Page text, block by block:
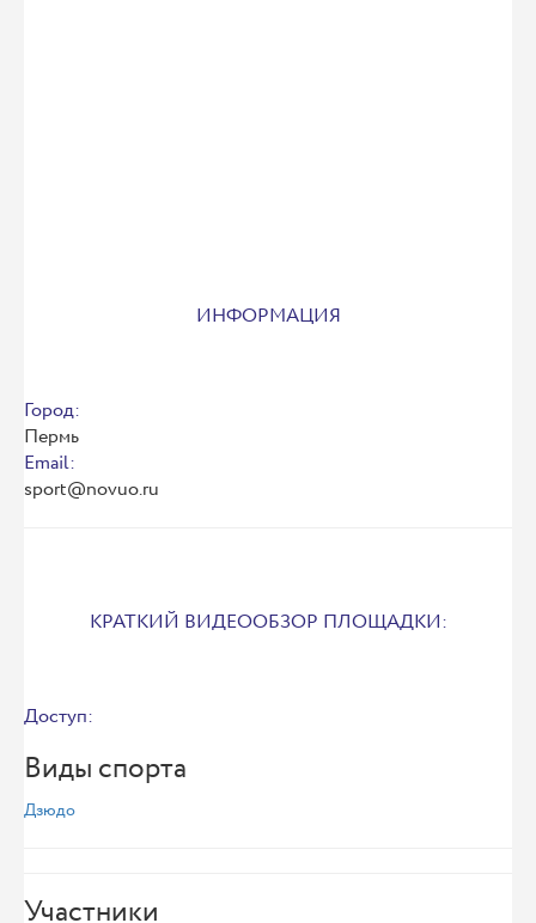
ИНФОРМАЦИЯ
Город:
Пермь
Email:
sport@novuo.ru
КРАТКИЙ ВИДЕООБЗОР ПЛОЩАДКИ:
Доступ:
Виды спорта
Дзюдо
Участники